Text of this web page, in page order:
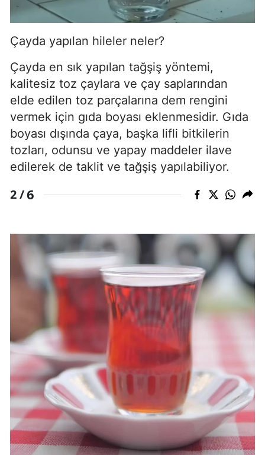
Çayda yapılan hileler neler?
Çayda en sık yapılan tağşiş yöntemi,
kalitesiz toz çaylara ve çay saplarından
elde edilen toz parçalarına dem rengini
vermek için gıda boyası eklenmesidir. Gıda
boyası dışında çaya, başka lifli bitkilerin
tozları, odunsu ve yapay maddeler ilave
edilerek de taklit ve tağşiş yapılabiliyor.
2 /6